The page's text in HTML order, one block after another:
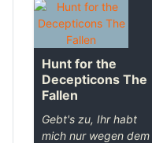
Hunt for the
Decepticons The
Fallen
Gebt's zu, Ihr habt
mich nur wegen dem